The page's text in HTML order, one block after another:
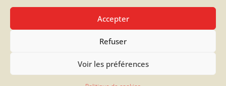
Accepter
Refuser
Voir les préférences